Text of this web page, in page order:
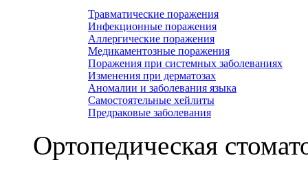
Травматические поражения
Инфекционные поражения
Аллергические поражения
Медикаментозные поражения
Поражения при системных заболеваниях
Изменения при дерматозах
Аномалии и заболевания языка
Самостоятельные хейлиты
Предраковые заболевания
Ортопедическая